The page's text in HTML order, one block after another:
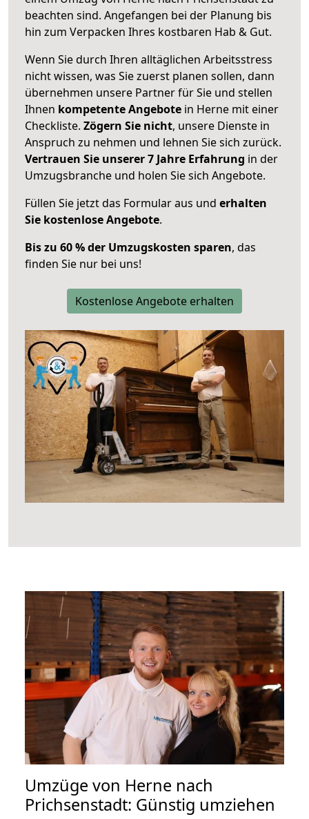
beachten sind. Angefangen bei der Planung bis
hin zum Verpacken Ihres kostbaren Hab & Gut.
Wenn Sie durch Ihren alltäglichen Arbeitsstress
nicht wissen, was Sie zuerst planen sollen, dann
übernehmen unsere Partner für Sie und stellen
Ihnen kompetente Angebote in Herne mit einer
Checkliste. Zögern Sie nicht, unsere Dienste in
Anspruch zu nehmen und lehnen Sie sich zurück.
Vertrauen Sie unserer 7 Jahre Erfahrung in der
Umzugsbranche und holen Sie sich Angebote.
Füllen Sie jetzt das Formular aus und erhalten
Sie kostenlose Angebote.
Bis zu 60 % der Umzugskosten sparen, das
finden Sie nur bei uns!
Kostenlose Angebote erhalten
Umzüge von Herne nach
Prichsenstadt: Günstig umziehen